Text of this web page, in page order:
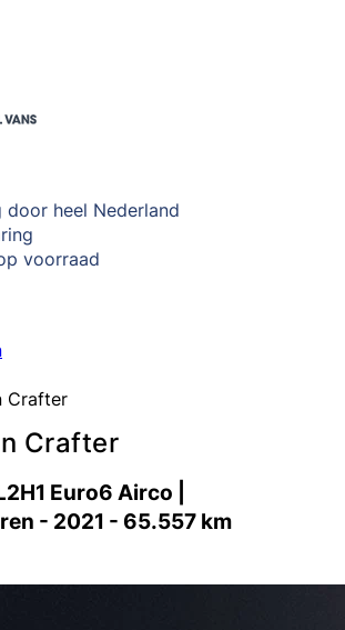
door heel Nederland
voorraad
Crafter
Crafter
Euro6 Airco |
- 2021 - 65.557 km